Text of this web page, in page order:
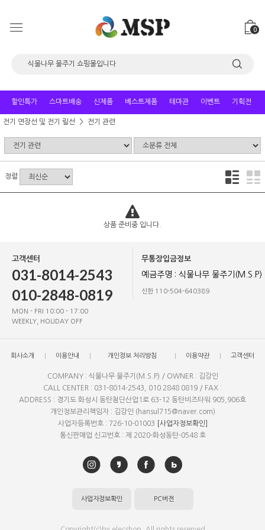
0
할인특가 스마트배송 신제품 베스트제품 테마관 이벤트 기획전
전기 연장선 및 전기 릴선 전기 관련
정렬
상품 준비중 입니다.
고객센터
031-8014-2543
010-2848-0819
MON - FRI 10:00 - 17:00
WEEKLY, HOLIDAY OFF
무통장입금정보
예금주명 : 식물나무 물주기(M.S.P)
신한 110-504-640389
회사소개 이용안내 개인정보 처리방침 이용약관 고객센터
COMPANY : 식물나무 물주기(M.S.P) / OWNER : 김강인
CALL CENTER : 031-8014-2543, 010 2848 0819 / FAX :
ADDRESS : 경기도 화성시 동탄첨단산업1로 63-12 동탄비즈타워 905,906호
개인정보관리책임자 : 김강인 (hansul715@naver.com)
사업자등록번호 : 726-10-01003
[사업자정보확인]
통신판매업 신고번호 : 제 2020-화성동탄-0548 호
사업자정보확인 PC버전